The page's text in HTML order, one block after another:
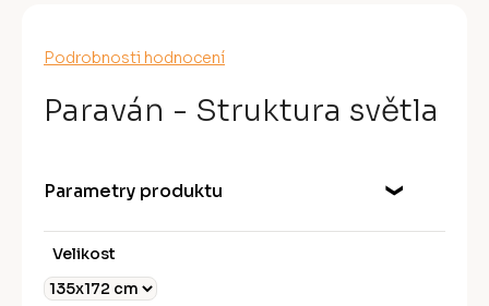
Průměrné
produktu
je
5
hvězdiček.
Podrobnosti hodnocení
Paraván - Struktura světla
Parametry produktu
Velikost